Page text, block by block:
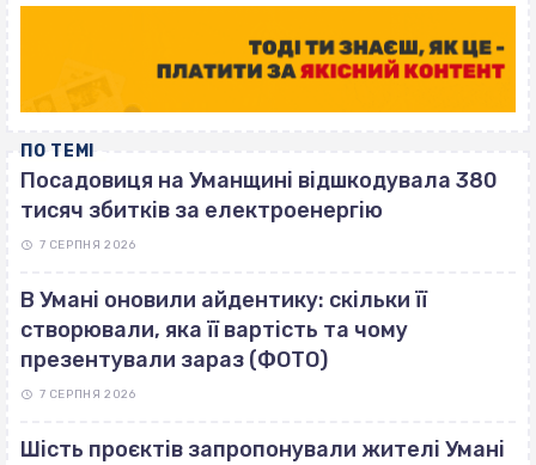
ПО ТЕМІ
Посадовиця на Уманщині відшкодувала 380
тисяч збитків за електроенергію
7 СЕРПНЯ 2026
В Умані оновили айдентику: скільки її
створювали, яка її вартість та чому
презентували зараз (ФОТО)
7 СЕРПНЯ 2026
Шість проєктів запропонували жителі Умані